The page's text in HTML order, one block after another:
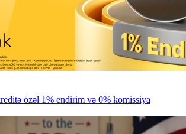
özəl 1% endirim və 0% komissiya